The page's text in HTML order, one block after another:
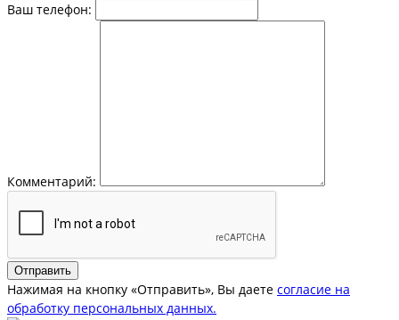
Ваш телефон:
Комментарий:
Отправить
Нажимая на кнопку «Отправить», Вы даете согласие на
обработку персональных данных.